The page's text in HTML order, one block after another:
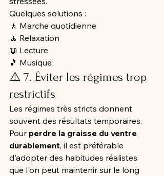
Quelques solutions :
🚶 Marche quotidienne
🧘 Relaxation
📖 Lecture
🎵 Musique
⚠️ 7. Éviter les régimes trop
restrictifs
Les régimes très stricts donnent
souvent des résultats temporaires.
Pour perdre la graisse du ventre
durablement, il est préférable
d'adopter des habitudes réalistes
que l'on peut maintenir sur le long